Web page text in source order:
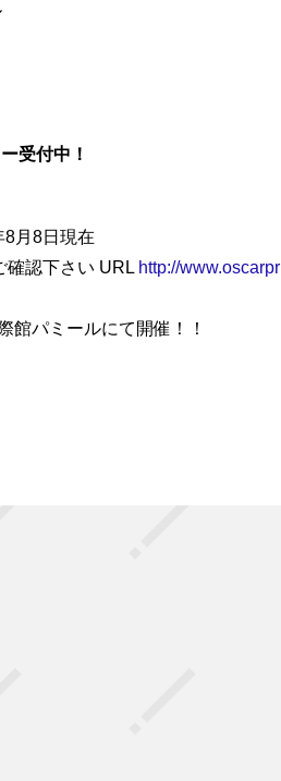
受付中！
月8日現在
確認下さい URL http://www.oscarpr
パミールにて開催！！